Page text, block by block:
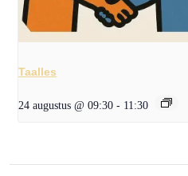
Taalles
24 augustus @ 09:30 - 11:30